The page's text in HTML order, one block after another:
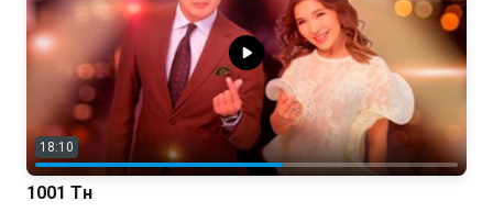
18:10
1001 Түн